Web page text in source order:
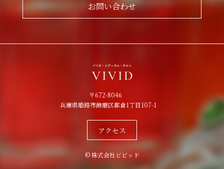
お問い合わせ
〒672-8046
兵庫県姫路市飾磨区都倉1丁目107-1
アクセス
© 株式会社ビビッド